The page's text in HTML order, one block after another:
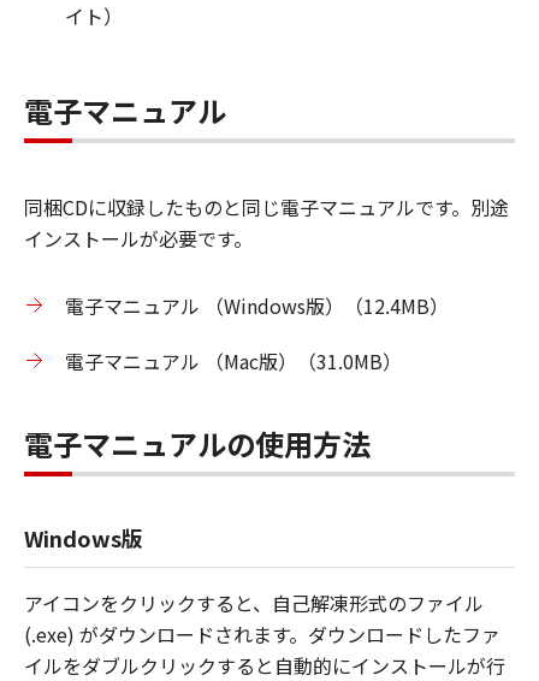
イト）
電子マニュアル
同梱CDに収録したものと同じ電子マニュアルです。別途
インストールが必要です。
電子マニュアル （Windows版）（12.4MB）
電子マニュアル （Mac版）（31.0MB）
電子マニュアルの使用方法
Windows版
アイコンをクリックすると、自己解凍形式のファイル
(.exe) がダウンロードされます。ダウンロードしたファ
イルをダブルクリックすると自動的にインストールが行